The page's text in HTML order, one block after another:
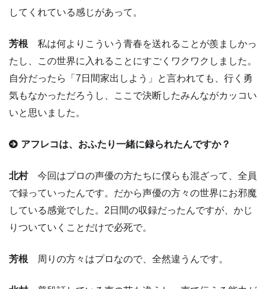
してくれている感じがあって。
芳根 私は何よりこういう青春を送れることが羨ましかっ
たし、この世界に入れることにすごくワクワクしました。
自分だったら「7日間家出しよう」と言われても、行く勇
気もなかっただろうし、ここで決断したみんながカッコい
いと思いました。
アフレコは、おふたり一緒に録られたんですか？
北村今回はプロの声優の方たちに僕らも混ざって、全員
で録っていったんです。だから声優の方々の世界にお邪魔
している感覚でした。2日間の収録だったんですが、かじ
りついていくことだけで必死で。
芳根 周りの方々はプロなので、全然違うんです。